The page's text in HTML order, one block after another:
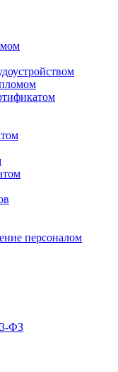
персоналом